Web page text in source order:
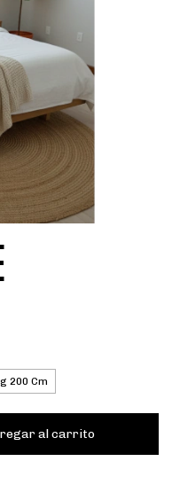
200 Cm